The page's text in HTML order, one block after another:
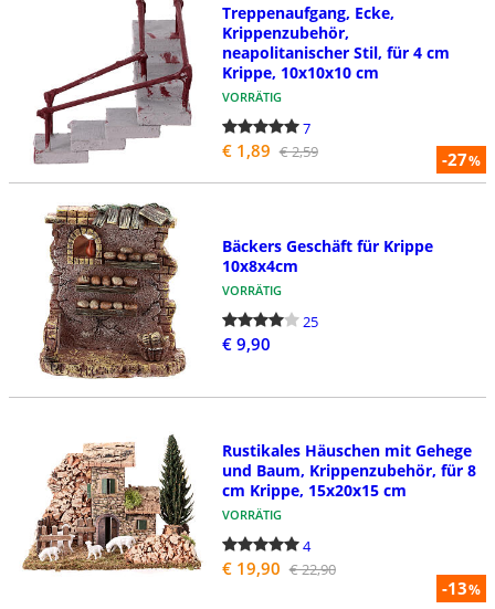
-27%
Treppenaufgang, Ecke,
Krippenzubehör,
neapolitanischer Stil, für 4 cm
Krippe, 10x10x10 cm
VORRÄTIG
7
€ 1,89 € 2,59
Bäckers Geschäft für Krippe
10x8x4cm
VORRÄTIG
25
€ 9,90
-13%
Rustikales Häuschen mit Gehege
und Baum, Krippenzubehör, für 8
cm Krippe, 15x20x15 cm
VORRÄTIG
4
€ 19,90 € 22,90